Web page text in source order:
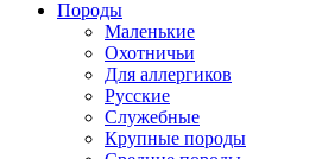
Породы
Маленькие
Охотничьи
Для аллергиков
Русские
Служебные
Крупные породы